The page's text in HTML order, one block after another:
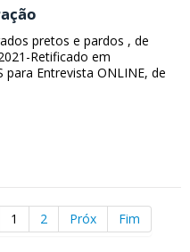
pretos e pardos , de
Retificado em
para Entrevista ONLINE, de
1 2 Próx Fim